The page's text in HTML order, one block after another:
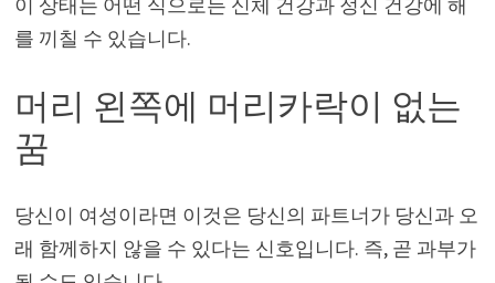
이 상태는 어떤 식으로든 신체 건강과 정신 건강에 해
를 끼칠 수 있습니다.
머리 왼쪽에 머리카락이 없는
꿈
당신이 여성이라면 이것은 당신의 파트너가 당신과 오
래 함께하지 않을 수 있다는 신호입니다. 즉, 곧 과부가